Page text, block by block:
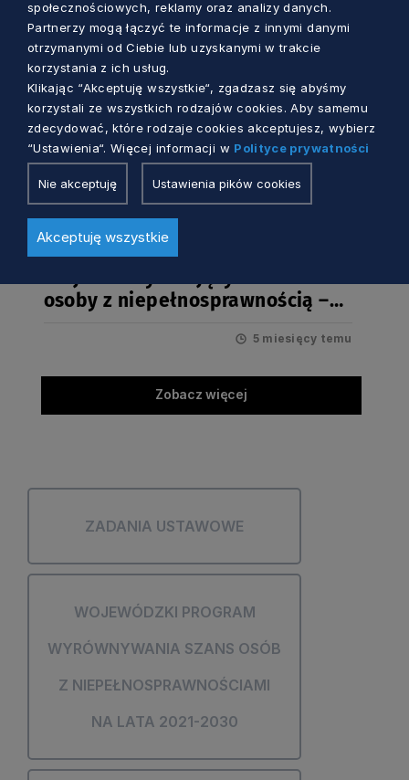
osoby z niepełnosprawnością –
5 miesięcy temu
Zobacz więcej
ZADANIA USTAWOWE
WOJEWÓDZKI PROGRAM
WYRÓWNYWANIA SZANS OSÓB
Z NIEPEŁNOSPRAWNOŚCIAMI
NA LATA 2021-2030
społecznościowych, reklamy oraz analizy danych.
Partnerzy mogą łączyć te informacje z innymi danymi
otrzymanymi od Ciebie lub uzyskanymi w trakcie
korzystania z ich usług.
Klikając “Akceptuję wszystkie“, zgadzasz się abyśmy
korzystali ze wszystkich rodzajów cookies. Aby samemu
zdecydować, które rodzaje cookies akceptujesz, wybierz
“Ustawienia“. Więcej informacji w Polityce prywatności
Nie akceptuję Ustawienia pików cookies
Akceptuję wszystkie